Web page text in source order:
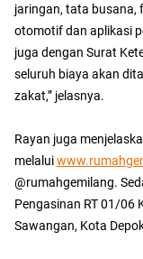
jaringan, tata busana,
otomotif dan aplikasi
juga dengan Surat
seluruh biaya akan
zakat,” jelasnya.
Rayan juga
melalui
@rumahgemilang.
Pengasinan RT 01/06
Sawangan, Kota